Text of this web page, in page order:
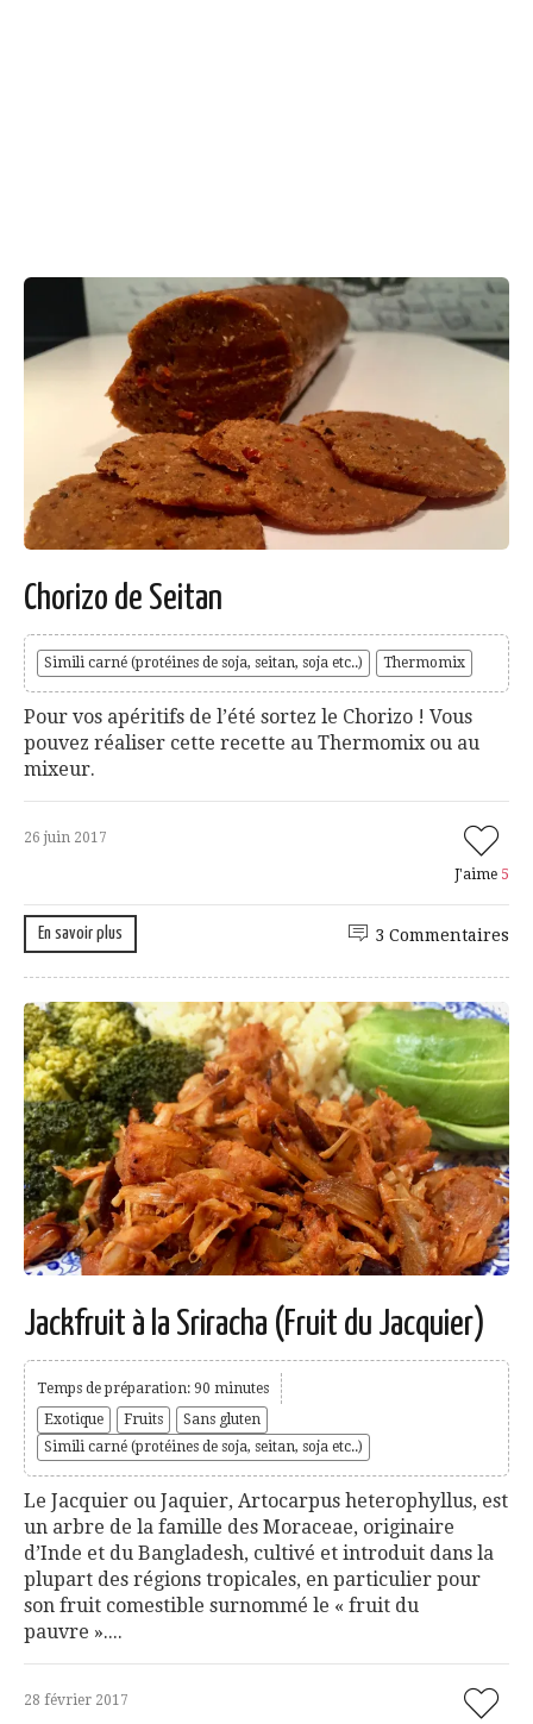
Chorizo de Seitan
Simili carné (protéines de soja, seitan, soja etc..) Thermomix
Pour vos apéritifs de l’été sortez le Chorizo ! Vous
pouvez réaliser cette recette au Thermomix ou au
mixeur.
26 juin 2017
J'aime 5
En savoir plus 3 Commentaires
Jackfruit à la Sriracha (Fruit du Jacquier)
Temps de préparation: 90 minutes
Exotique
Fruits
Sans gluten
Simili carné (protéines de soja, seitan, soja etc..)
Le Jacquier ou Jaquier, Artocarpus heterophyllus, est
un arbre de la famille des Moraceae, originaire
d’Inde et du Bangladesh, cultivé et introduit dans la
plupart des régions tropicales, en particulier pour
son fruit comestible surnommé le « fruit du
pauvre »....
28 février 2017